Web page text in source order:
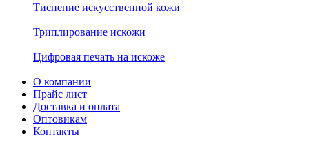
Тиснение искусственной кожи
Триплирование искожи
Цифровая печать на искоже
О компании
Прайс лист
Доставка и оплата
Оптовикам
Контакты